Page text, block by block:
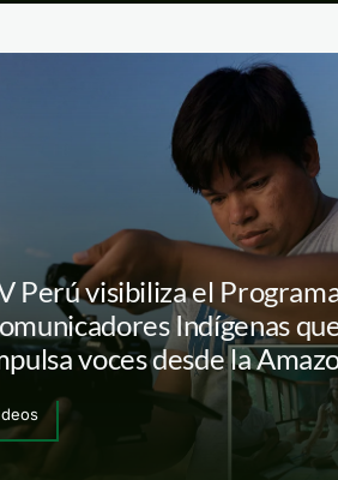
Perú visibiliza el
Indígenas
voces desde la